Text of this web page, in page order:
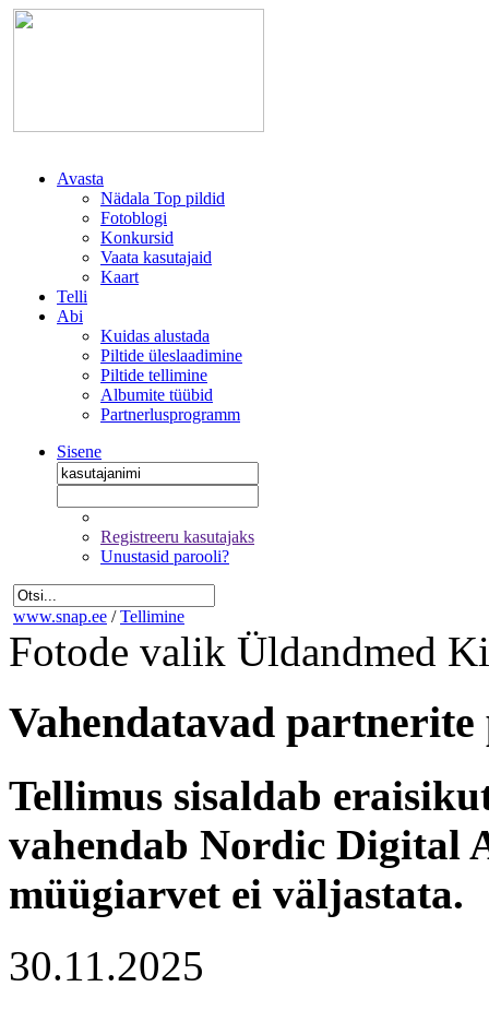
Avasta
Nädala Top pildid
Fotoblogi
Konkursid
Vaata kasutajaid
Kaart
Telli
Abi
Kuidas alustada
Piltide üleslaadimine
Piltide tellimine
Albumite tüübid
Partnerlusprogramm
Sisene
Registreeru kasutajaks
Unustasid parooli?
www.snap.ee / Tellimine
Fotode valik Üldandmed
Vahendatavad
Tellimus sisaldab
vahendab Nordic Digital
müügiarvet ei väljastata.
30.11.2025